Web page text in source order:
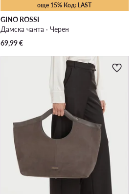
още 15% Код: LAST
GINO ROSSI
Дамска чанта · Черен
69,99€